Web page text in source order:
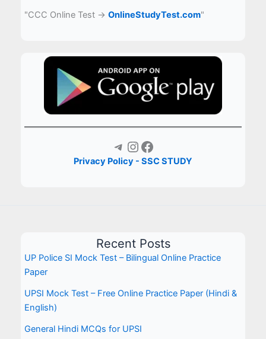
"CCC Online Test →OnlineStudyTest.com"
Telegram Instagram Facebook
Privacy Policy - SSC STUDY
Recent Posts
UP Police SI Mock Test – Bilingual Online Practice
Paper
UPSI Mock Test – Free Online Practice Paper (Hindi &
English)
General Hindi MCQs for UPSI